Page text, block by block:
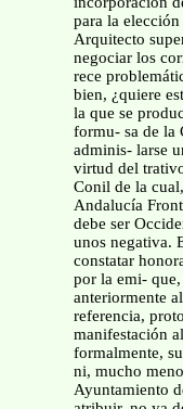
para la
Arquitecto
negociar los
rece
bien, ¿quiere
la que se
formu- sa de la
adminis- larse
virtud del
Conil de la
Andalucía
debe ser
unos negativa.
constatar
por la emi-
anteriormente
referencia,
manifestación
formalmente,
ni, mucho
Ayuntamiento